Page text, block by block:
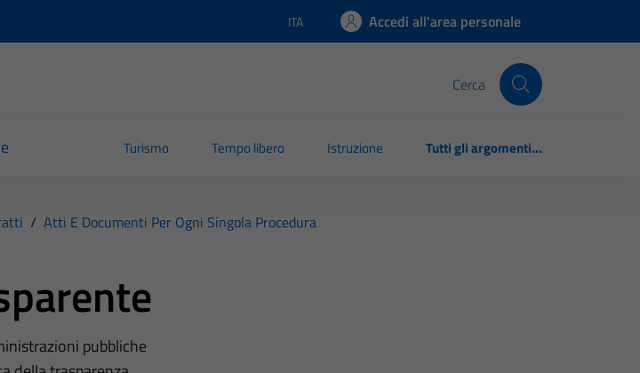
Lingua attiva:
ITA Accedi all'area personale
Cerca
Turismo Tempo libero Istruzione Tutti gli argomenti...
/ Atti E Documenti Per Ogni Singola Procedura
pubbliche